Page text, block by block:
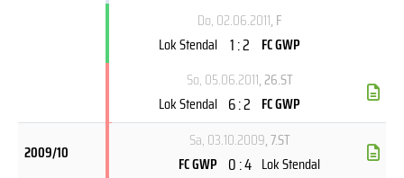
Do, 02.06.2011, F
Lok Stendal 1 : 2 FC GWP
So, 05.06.2011, 26.ST
Lok Stendal 6 : 2 FC GWP
2009/10
Sa, 03.10.2009, 7.ST
FC GWP 0 : 4 Lok Stendal